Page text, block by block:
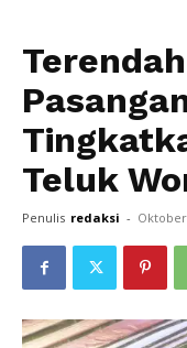
Teluk
Penulis redaksi - Oktober